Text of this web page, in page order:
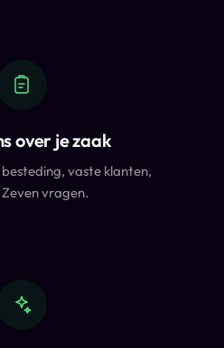
over je zaak
vaste klanten,
vragen.